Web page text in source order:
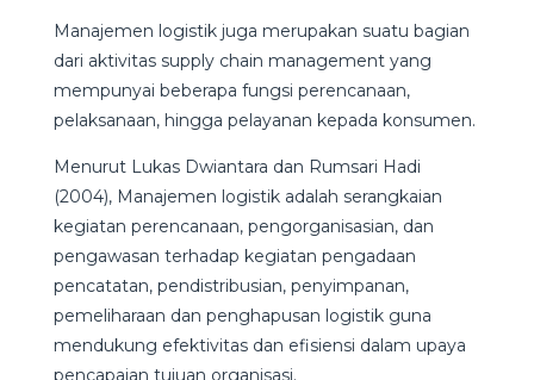
Manajemen logistik juga merupakan suatu bagian
dari aktivitas supply chain management yang
mempunyai beberapa fungsi perencanaan,
pelaksanaan, hingga pelayanan kepada konsumen.
Menurut Lukas Dwiantara dan Rumsari Hadi
(2004), Manajemen logistik adalah serangkaian
kegiatan perencanaan, pengorganisasian, dan
pengawasan terhadap kegiatan pengadaan
pencatatan, pendistribusian, penyimpanan,
pemeliharaan dan penghapusan logistik guna
mendukung efektivitas dan efisiensi dalam upaya
pencapaian tujuan organisasi.